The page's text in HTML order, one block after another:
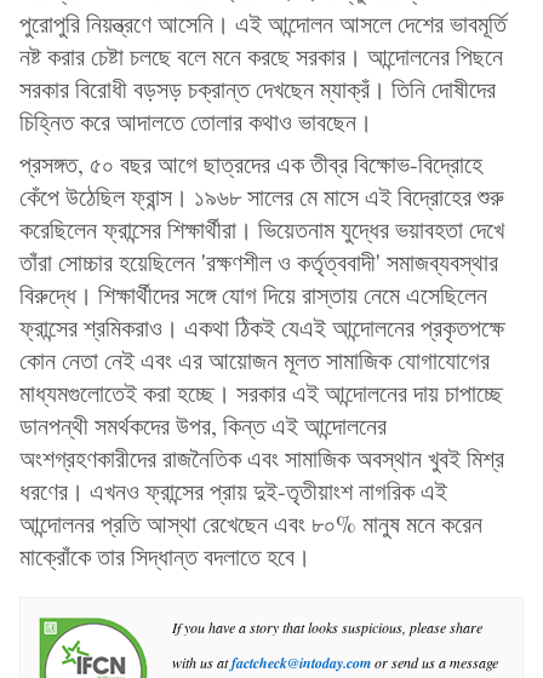
পুরোপুরি নিয়ন্ত্রণে আসেনি। এই আন্দোলন আসলে দেশের ভাবমূর্তি
নষ্ট করার চেষ্টা চলছে বলে মনে করছে সরকার। আন্দোলনের পিছনে
সরকার বিরোধী বড়সড় চক্রান্ত দেখছেন ম্যাক্রঁ। তিনি দোষীদের
চিহ্নিত করে আদালতে তোলার কথাও ভাবছেন।
প্রসঙ্গত, ৫০ বছর আগে ছাত্রদের এক তীব্র বিক্ষোভ-বিদ্রোহে
কেঁপে উঠেছিল ফ্রান্স। ১৯৬৮ সালের মে মাসে এই বিদ্রোহের শুরু
করেছিলেন ফ্রান্সের শিক্ষার্থীরা। ভিয়েতনাম যুদ্ধের ভয়াবহতা দেখে
তাঁরা সোচ্চার হয়েছিলেন 'রক্ষণশীল ও কর্তৃত্ববাদী' সমাজব্যবস্থার
বিরুদ্ধে। শিক্ষার্থীদের সঙ্গে যোগ দিয়ে রাস্তায় নেমে এসেছিলেন
ফ্রান্সের শ্রমিকরাও। একথা ঠিকই যেএই আন্দোলনের প্রকৃতপক্ষে
কোন নেতা নেই এবং এর আয়োজন মূলত সামাজিক যোগাযোগের
মাধ্যমগুলোতেই করা হচ্ছে। সরকার এই আন্দোলনের দায় চাপাচ্ছে
ডানপন্থী সমর্থকদের উপর, কিন্ত এই আন্দোলনের
অংশগ্রহণকারীদের রাজনৈতিক এবং সামাজিক অবস্থান খুবই মিশ্র
ধরণের। এখনও ফ্রান্সের প্রায় দুই-তৃতীয়াংশ নাগরিক এই
আন্দোলনর প্রতি আস্থা রেখেছেন এবং ৮০% মানুষ মনে করেন
মাক্রোঁকে তার সিদ্ধান্ত বদলাতে হবে।
If you have a story that looks suspicious, please share
with us atfactcheck@intoday.comor send us a message